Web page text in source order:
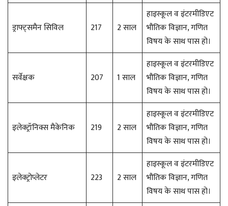
ड्राफ्ट्समैन सिविल 217 2 साल
हाइस्कूल व इंटरमीडिएट
भौतिक विज्ञान, गणित
विषय के साथ पास हो।
सर्वेक्षक 207 1 साल
हाइस्कूल व इंटरमीडिएट
भौतिक विज्ञान, गणित
विषय के साथ पास हो।
इलेक्ट्रॉनिक्स मैकेनिक 219 2 साल
हाइस्कूल व इंटरमीडिएट
भौतिक विज्ञान, गणित
विषय के साथ पास हो।
इलेक्ट्रोप्लेटर 223 2 साल
हाइस्कूल व इंटरमीडिएट
भौतिक विज्ञान, गणित
विषय के साथ पास हो।